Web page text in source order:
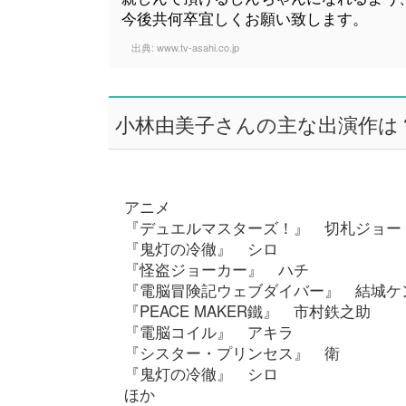
今後共何卒宜しくお願い致します。
出典: www.tv-asahi.co.jp
小林由美子さんの主な出演作は
アニメ
『デュエルマスターズ！』 切札ジョー
『鬼灯の冷徹』 シロ
『怪盗ジョーカー』 ハチ
『電脳冒険記ウェブダイバー』 結城ケ
『PEACE MAKER鐵』 市村鉄之助
『電脳コイル』 アキラ
『シスター・プリンセス』 衛
『鬼灯の冷徹』 シロ
ほか